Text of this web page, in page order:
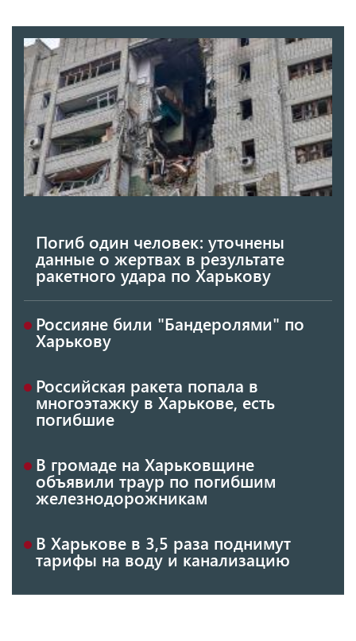
Погиб один человек: уточнены
данные о жертвах в результате
ракетного удара по Харькову
Россияне били "Бандеролями" по
Харькову
Российская ракета попала в
многоэтажку в Харькове, есть
погибшие
В громаде на Харьковщине
объявили траур по погибшим
железнодорожникам
В Харькове в 3,5 раза поднимут
тарифы на воду и канализацию